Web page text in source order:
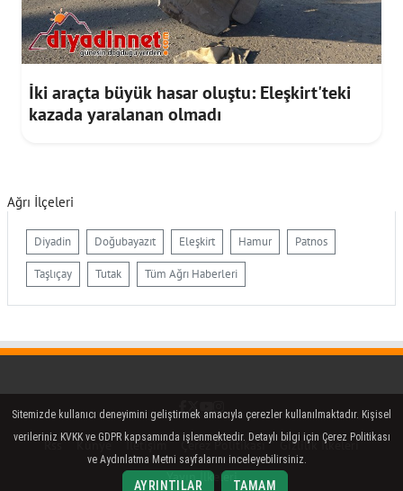
İki araçta büyük hasar oluştu: Eleşkirt'teki
kazada yaralanan olmadı
Ağrı İlçeleri
Diyadin Doğubayazıt Eleşkirt Hamur Patnos
Taşlıçay Tutak Tüm Ağrı Haberleri
Rss Künye İletişim Çerez Politikası
Gizlilik İlkeleri
Yayın İlkeleri
Sitemizde kullanıcı deneyimini geliştirmek amacıyla çerezler kullanılmaktadır. Kişisel
verileriniz KVKK ve GDPR kapsamında işlenmektedir. Detaylı bilgi için Çerez Politikası
ve Aydınlatma Metni sayfalarını inceleyebilirsiniz.
AYRINTILAR TAMAM